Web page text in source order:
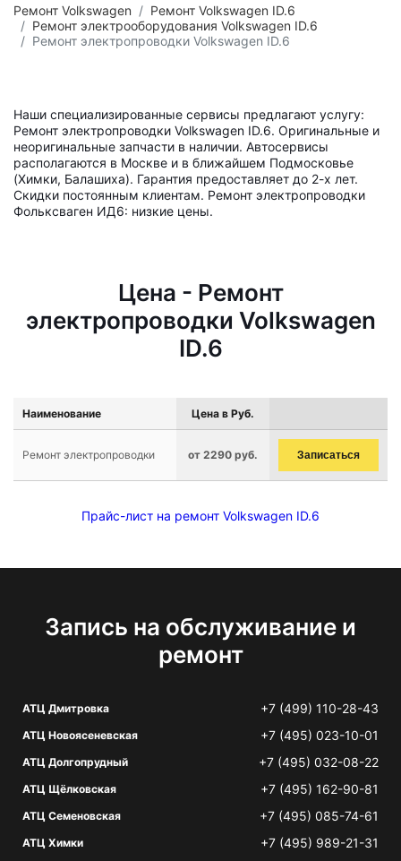
Ремонт Volkswagen
Ремонт Volkswagen ID.6
Ремонт электрооборудования Volkswagen ID.6
Ремонт электропроводки Volkswagen ID.6
Наши специализированные сервисы предлагают услугу:
Ремонт электропроводки Volkswagen ID.6. Оригинальные и
неоригинальные запчасти в наличии. Автосервисы
располагаются в Москве и в ближайшем Подмосковье
(Химки, Балашиха). Гарантия предоставляет до 2-х лет.
Скидки постоянным клиентам. Ремонт электропроводки
Фольксваген ИД6: низкие цены.
Цена - Ремонт
электропроводки Volkswagen
ID.6
Наименование Цена в Руб.
Ремонт электропроводки от 2290 руб. Записаться
Прайс-лист на ремонт Volkswagen ID.6
Запись на обслуживание и
ремонт
АТЦ Дмитровка +7 (499) 110-28-43
АТЦ Новоясеневская +7 (495) 023-10-01
АТЦ Долгопрудный +7 (495) 032-08-22
АТЦ Щёлковская +7 (495) 162-90-81
АТЦ Семеновская +7 (495) 085-74-61
АТЦ Химки +7 (495) 989-21-31